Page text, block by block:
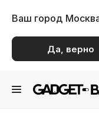
Ваш город
Да, верно